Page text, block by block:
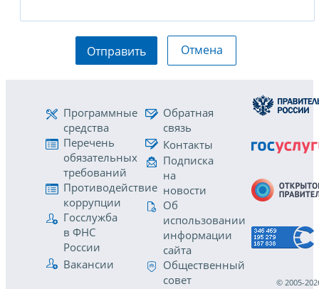
Отправить Отмена
Программные
средства
Перечень
обязательных
требований
Противодействие
коррупции
Госслужба
в ФНС
России
Вакансии
Обратная
связь
Контакты
Подписка
на
новости
Об
использовании
информации
сайта
Общественный
совет
© 2005-